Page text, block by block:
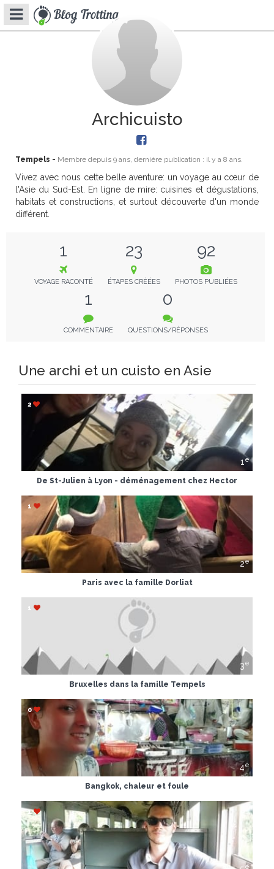
Archicuisto
Tempels - Membre depuis 9 ans, dernière publication : il y a 8 ans.
Vivez avec nous cette belle aventure: un voyage au cœur de
l'Asie du Sud-Est. En ligne de mire: cuisines et dégustations,
habitats et constructions, et surtout découverte d'un monde
différent.
1
VOYAGE RACONTÉ
23
ÉTAPES CRÉÉES
92
PHOTOS PUBLIÉES
1
COMMENTAIRE
0
QUESTIONS/RÉPONSES
Une archi et un cuisto en Asie
1e
2
De St-Julien à Lyon - déménagement chez Hector
2e
1
Paris avec la famille Dorliat
3e
1
Bruxelles dans la famille Tempels
4e
0
Bangkok, chaleur et foule
e
1